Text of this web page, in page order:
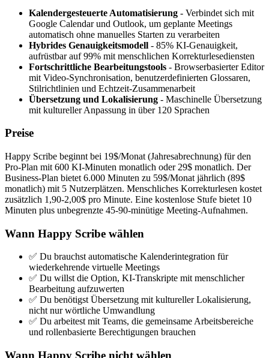
Kalendergesteuerte Automatisierung - Verbindet sich mit
Google Calendar und Outlook, um geplante Meetings
automatisch ohne manuelles Starten zu verarbeiten
Hybrides Genauigkeitsmodell - 85% KI-Genauigkeit,
aufrüstbar auf 99% mit menschlichen Korrekturlesediensten
Fortschrittliche Bearbeitungstools - Browserbasierter Editor
mit Video-Synchronisation, benutzerdefinierten Glossaren,
Stilrichtlinien und Echtzeit-Zusammenarbeit
Übersetzung und Lokalisierung - Maschinelle Übersetzung
mit kultureller Anpassung in über 120 Sprachen
Preise
Happy Scribe beginnt bei 19$/Monat (Jahresabrechnung) für den
Pro-Plan mit 600 KI-Minuten monatlich oder 29$ monatlich. Der
Business-Plan bietet 6.000 Minuten zu 59$/Monat jährlich (89$
monatlich) mit 5 Nutzerplätzen. Menschliches Korrekturlesen kostet
zusätzlich 1,90-2,00$ pro Minute. Eine kostenlose Stufe bietet 10
Minuten plus unbegrenzte 45-90-minütige Meeting-Aufnahmen.
Wann Happy Scribe wählen
✅ Du brauchst automatische Kalenderintegration für
wiederkehrende virtuelle Meetings
✅ Du willst die Option, KI-Transkripte mit menschlicher
Bearbeitung aufzuwerten
✅ Du benötigst Übersetzung mit kultureller Lokalisierung,
nicht nur wörtliche Umwandlung
✅ Du arbeitest mit Teams, die gemeinsame Arbeitsbereiche
und rollenbasierte Berechtigungen brauchen
Wann Happy Scribe nicht wählen